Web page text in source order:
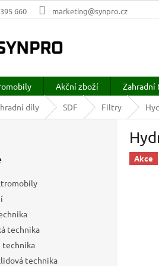
660 marketing@synpro.cz
Akční zboží Zahradní
díly SDF Filtry
technika
technika
technika
Akce